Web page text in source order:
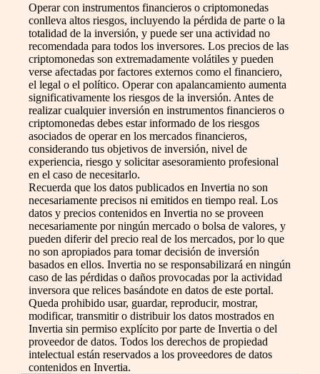
Operar con instrumentos financieros o criptomonedas
conlleva altos riesgos, incluyendo la pérdida de parte o la
totalidad de la inversión, y puede ser una actividad no
recomendada para todos los inversores. Los precios de las
criptomonedas son extremadamente volátiles y pueden
verse afectadas por factores externos como el financiero,
el legal o el político. Operar con apalancamiento aumenta
significativamente los riesgos de la inversión. Antes de
realizar cualquier inversión en instrumentos financieros o
criptomonedas debes estar informado de los riesgos
asociados de operar en los mercados financieros,
considerando tus objetivos de inversión, nivel de
experiencia, riesgo y solicitar asesoramiento profesional
en el caso de necesitarlo.
Recuerda que los datos publicados en Invertia no son
necesariamente precisos ni emitidos en tiempo real. Los
datos y precios contenidos en Invertia no se proveen
necesariamente por ningún mercado o bolsa de valores, y
pueden diferir del precio real de los mercados, por lo que
no son apropiados para tomar decisión de inversión
basados en ellos. Invertia no se responsabilizará en ningún
caso de las pérdidas o daños provocadas por la actividad
inversora que relices basándote en datos de este portal.
Queda prohibido usar, guardar, reproducir, mostrar,
modificar, transmitir o distribuir los datos mostrados en
Invertia sin permiso explícito por parte de Invertia o del
proveedor de datos. Todos los derechos de propiedad
intelectual están reservados a los proveedores de datos
contenidos en Invertia.